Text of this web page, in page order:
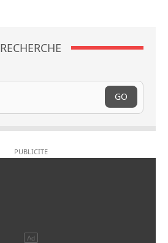
RECHERCHE
GO